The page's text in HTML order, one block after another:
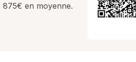
875€ en moyenne.